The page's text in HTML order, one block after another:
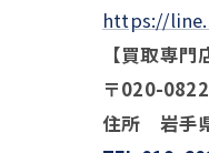
https://
【買取専
〒020-0822
住所 岩手